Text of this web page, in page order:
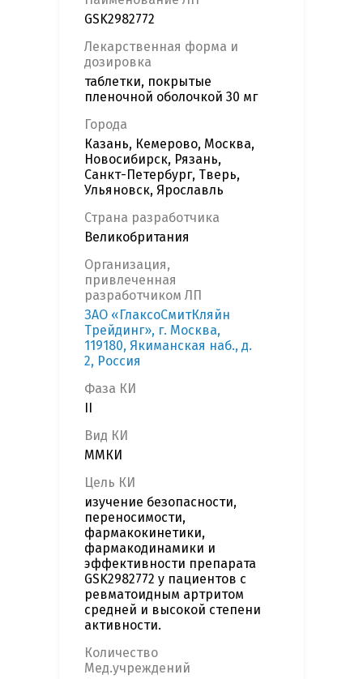
GSK2982772
Лекарственная форма и
дозировка
таблетки, покрытые
пленочной оболочкой 30 мг
Города
Казань, Кемерово, Москва,
Новосибирск, Рязань,
Санкт-Петербург, Тверь,
Ульяновск, Ярославль
Страна разработчика
Великобритания
Организация,
привлеченная
разработчиком ЛП
ЗАО «ГлаксоСмитКляйн
Трейдинг», г. Москва,
119180, Якиманская наб., д.
2, Россия
Фаза КИ
Вид КИ
ММКИ
Цель КИ
изучение безопасности,
переносимости,
фармакокинетики,
фармакодинамики и
эффективности препарата
GSK2982772 у пациентов с
ревматоидным артритом
средней и высокой степени
активности.
Количество
Мед.учреждений